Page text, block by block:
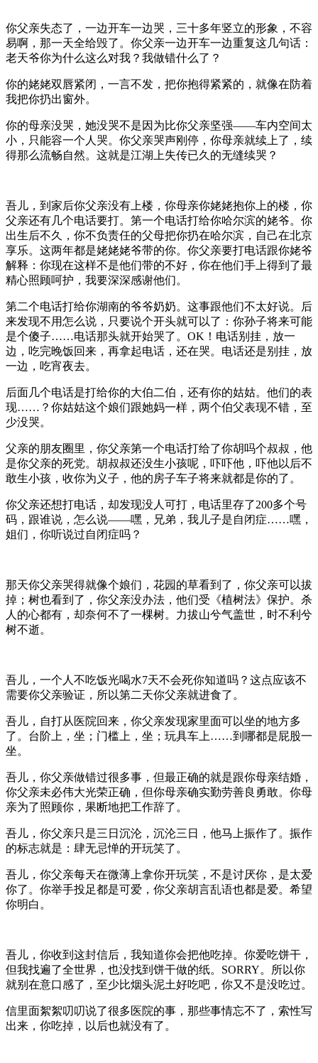
你父亲失态了，一边开车一边哭，三十多年竖立的形象，不容
易啊，那一天全给毁了。你父亲一边开车一边重复这几句话：
老天爷你为什么这么对我？我做错什么了？
你的姥姥双唇紧闭，一言不发，把你抱得紧紧的，就像在防着
我把你扔出窗外。
你的母亲没哭，她没哭不是因为比你父亲坚强——车内空间太
小，只能容一个人哭。你父亲哭声刚停，你母亲就续上了，续
得那么流畅自然。这就是江湖上失传已久的无缝续哭？
吾儿，到家后你父亲没有上楼，你母亲你姥姥抱你上的楼，你
父亲还有几个电话要打。第一个电话打给你哈尔滨的姥爷。你
出生后不久，你不负责任的父母把你扔在哈尔滨，自己在北京
享乐。这两年都是姥姥姥爷带的你。你父亲要打电话跟你姥爷
解释：你现在这样不是他们带的不好，你在他们手上得到了最
精心照顾呵护，我要深深感谢他们。
第二个电话打给你湖南的爷爷奶奶。这事跟他们不太好说。后
来发现不用怎么说，只要说个开头就可以了：你孙子将来可能
是个傻子……电话那头就开始哭了。OK！电话别挂，放一
边，吃完晚饭回来，再拿起电话，还在哭。电话还是别挂，放
一边，吃宵夜去。
后面几个电话是打给你的大伯二伯，还有你的姑姑。他们的表
现……？你姑姑这个娘们跟她妈一样，两个伯父表现不错，至
少没哭。
父亲的朋友圈里，你父亲第一个电话打给了你胡吗个叔叔，他
是你父亲的死党。胡叔叔还没生小孩呢，吓吓他，吓他以后不
敢生小孩，收你为义子，他的房子车子将来就都是你的了。
你父亲还想打电话，却发现没人可打，电话里存了200多个号
码，跟谁说，怎么说——嘿，兄弟，我儿子是自闭症……嘿，
姐们，你听说过自闭症吗？
那天你父亲哭得就像个娘们，花园的草看到了，你父亲可以拔
掉；树也看到了，你父亲没办法，他们受《植树法》保护。杀
人的心都有，却奈何不了一棵树。力拔山兮气盖世，时不利兮
树不逝。
吾儿，一个人不吃饭光喝水7天不会死你知道吗？这点应该不
需要你父亲验证，所以第二天你父亲就进食了。
吾儿，自打从医院回来，你父亲发现家里面可以坐的地方多
了。台阶上，坐；门槛上，坐；玩具车上……到哪都是屁股一
坐。
吾儿，你父亲做错过很多事，但最正确的就是跟你母亲结婚，
你父亲未必伟大光荣正确，但你母亲确实勤劳善良勇敢。你母
亲为了照顾你，果断地把工作辞了。
吾儿，你父亲只是三日沉沦，沉沦三日，他马上振作了。振作
的标志就是：肆无忌惮的开玩笑了。
吾儿，你父亲每天在微薄上拿你开玩笑，不是讨厌你，是太爱
你了。你举手投足都是可爱，你父亲胡言乱语也都是爱。希望
你明白。
吾儿，你收到这封信后，我知道你会把他吃掉。你爱吃饼干，
但我找遍了全世界，也没找到饼干做的纸。SORRY。所以你
就别在意口感了，至少比烟头泥土好吃吧，你又不是没吃过。
信里面絮絮叨叨说了很多医院的事，那些事情忘不了，索性写
出来，你吃掉，以后也就没有了。